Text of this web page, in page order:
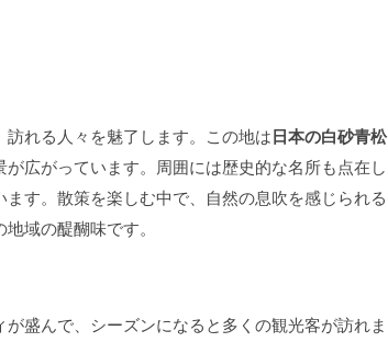
れる人々を魅了します。この地は日本の白砂青松
広がっています。周囲には歴史的な名所も点在し
す。散策を楽しむ中で、自然の息吹を感じられる
域の醍醐味です。
盛んで、シーズンになると多くの観光客が訪れま